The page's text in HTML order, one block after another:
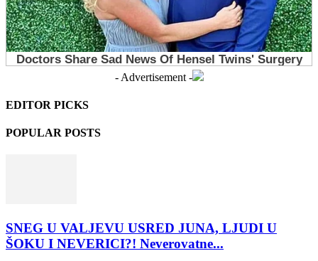
- Advertisement -
EDITOR PICKS
POPULAR POSTS
SNEG U VALJEVU USRED JUNA, LJUDI U
ŠOKU I NEVERICI?! Neverovatne...